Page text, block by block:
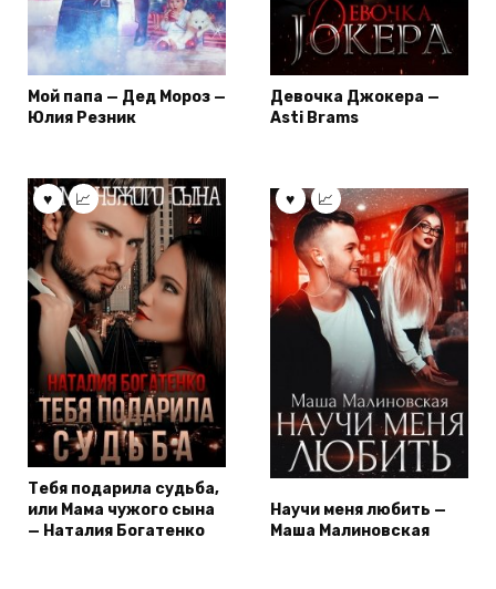
Мой папа — Дед Мороз —
Юлия Резник
Девочка Джокера —
Asti Brams
Тебя подарила судьба,
или Мама чужого сына
— Наталия Богатенко
Научи меня любить —
Маша Малиновская